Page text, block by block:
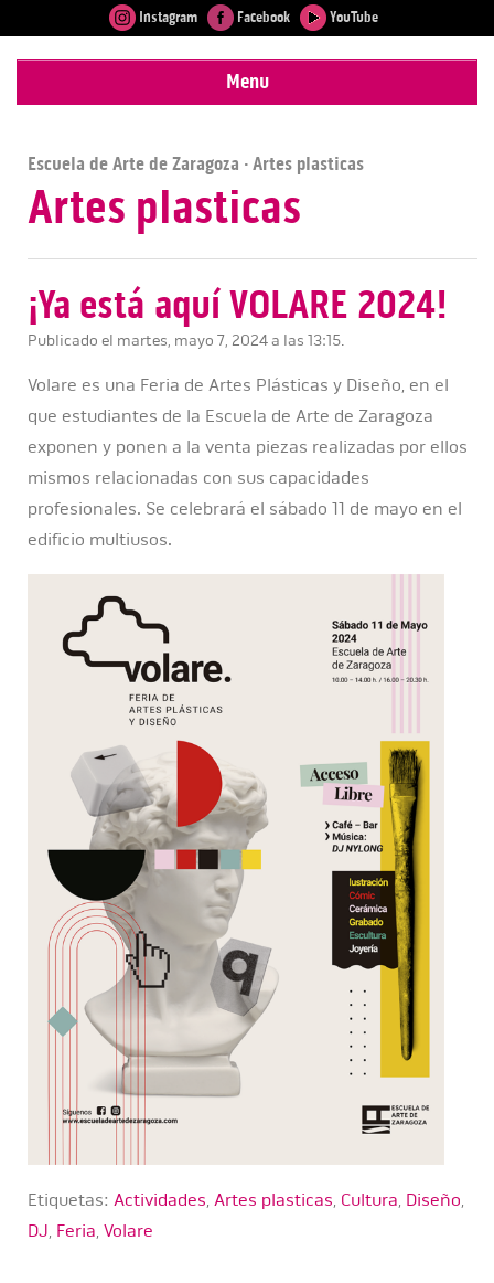
Instagram Facebook YouTube
Menu
Escuela de Arte de Zaragoza · Artes plasticas
Artes plasticas
¡Ya está aquí VOLARE 2024!
Publicado el martes, mayo 7, 2024 a las 13:15.
Volare es una Feria de Artes Plásticas y Diseño, en el
que estudiantes de la Escuela de Arte de Zaragoza
exponen y ponen a la venta piezas realizadas por ellos
mismos relacionadas con sus capacidades
profesionales. Se celebrará el sábado 11 de mayo en el
edificio multiusos.
Etiquetas: Actividades, Artes plasticas, Cultura, Diseño,
DJ, Feria, Volare